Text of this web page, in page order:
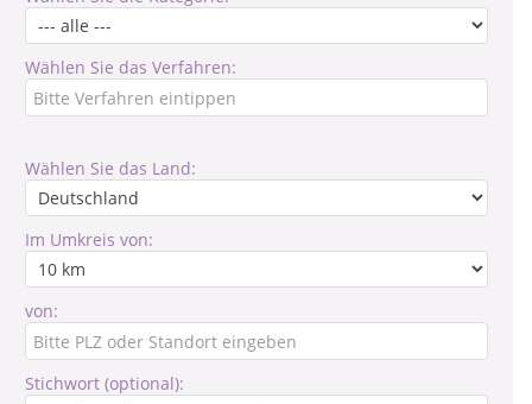
Wählen Sie das Verfahren:
Wählen Sie das Land:
Im Umkreis von:
von:
Stichwort (optional):